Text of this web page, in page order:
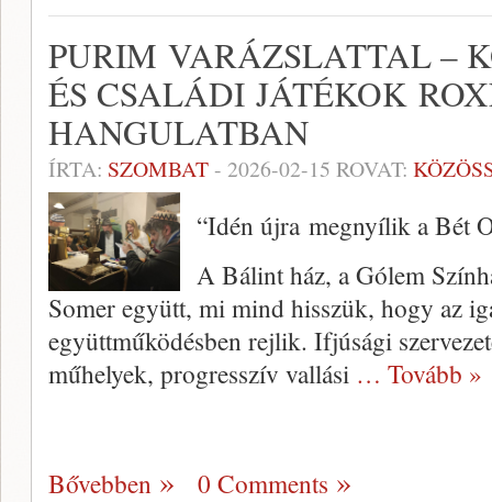
PURIM VARÁZSLATTAL –
ÉS CSALÁDI JÁTÉKOK
HANGULATBAN
ÍRTA: SZOMBAT- 2026-02-15 ROVAT:
“Idén újra megnyílik a Bét
A Bálint ház, a Gólem
Somer együtt, mi mind hisszük, hogy az
együttműködésben rejlik. Ifjúsági
műhelyek, progresszív vallási … Tovább »
Bővebben 0 Comments